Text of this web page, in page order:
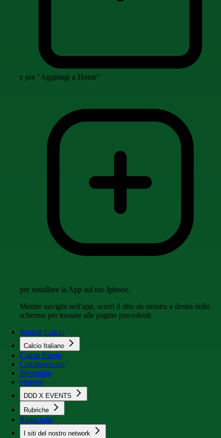
e poi "Aggiungi a Home"
per installare la App sul tuo Iphone.
Mentre navighi nell'app, scorri il dito da sinistra a destra dello
schermo per tornare alle pagine precedenti
Notizie Calcio
Calcio Italiano
Calcio Estero
Calciomercato
Streaming
eSports
DDD X EVENTS
Rubriche
Redazione
I siti del nostro network